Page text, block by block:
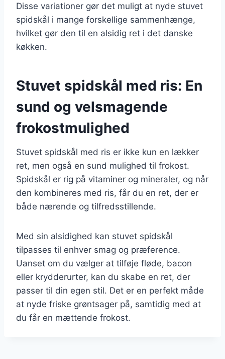
Disse variationer gør det muligt at nyde stuvet
spidskål i mange forskellige sammenhænge,
hvilket gør den til en alsidig ret i det danske
køkken.
Stuvet spidskål med ris: En
sund og velsmagende
frokostmulighed
Stuvet spidskål med ris er ikke kun en lækker
ret, men også en sund mulighed til frokost.
Spidskål er rig på vitaminer og mineraler, og når
den kombineres med ris, får du en ret, der er
både nærende og tilfredsstillende.
Med sin alsidighed kan stuvet spidskål
tilpasses til enhver smag og præference.
Uanset om du vælger at tilføje fløde, bacon
eller krydderurter, kan du skabe en ret, der
passer til din egen stil. Det er en perfekt måde
at nyde friske grøntsager på, samtidig med at
du får en mættende frokost.